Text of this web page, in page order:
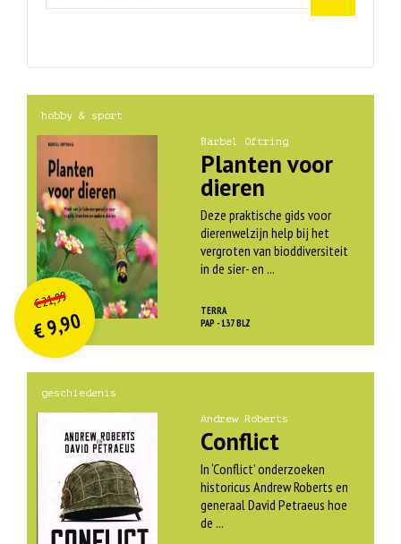
hobby & sport
Bärbel Oftring
Planten voor
dieren
Deze praktische gids voor
dierenwelzijn help bij het
vergroten van bioddiversiteit
in de sier- en ...
TERRA
PAP - 137 BLZ
€21,99O
orspr
onkelijke
prijs
was:
€ 21,99.
€9,90
Huidige
prijs
is:
€ 9,90.
geschiedenis
Andrew Roberts
Conflict
In ‘Conflict’ onderzoeken
historicus Andrew Roberts en
generaal David Petraeus hoe
de ...